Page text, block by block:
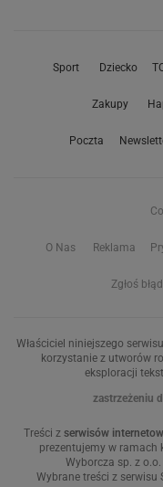
Sport Dziecko
Zakupy
Poczta
O Nas Reklama
Zgłoś błąd
Właściciel niniejszego
korzystanie z utworów
eksploracji
zastrzeżeniu
Treści z serwisów
prezentujemy w ramach
Wyborcza sp. z
Wybrane treści z serwisu